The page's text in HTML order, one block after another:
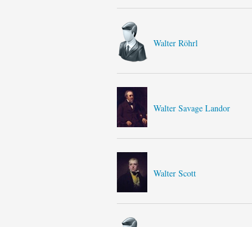
Walter Röhrl
Walter Savage Landor
Walter Scott